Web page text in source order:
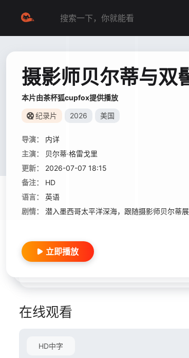
摄影师贝尔蒂与双
本片由茶杯狐cupfox提供播放
纪录片 2026 美国
导演：
内详
主演：
贝尔蒂·格雷戈里
更新：
2026-07-07 18:15
备注：
HD
语言：
英语
剧情：
潜入墨西哥太平洋深海，跟随摄影师贝尔
立即播放
在线观看
HD中字